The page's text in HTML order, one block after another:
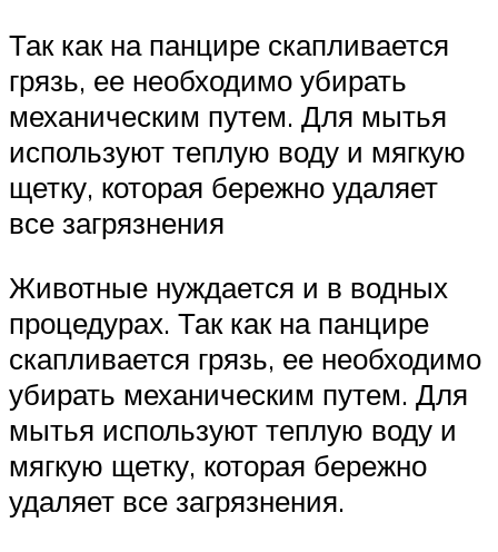
Так как на панцире скапливается
грязь, ее необходимо убирать
механическим путем. Для мытья
используют теплую воду и мягкую
щетку, которая бережно удаляет
все загрязнения
Животные нуждается и в водных
процедурах. Так как на панцире
скапливается грязь, ее необходимо
убирать механическим путем. Для
мытья используют теплую воду и
мягкую щетку, которая бережно
удаляет все загрязнения.